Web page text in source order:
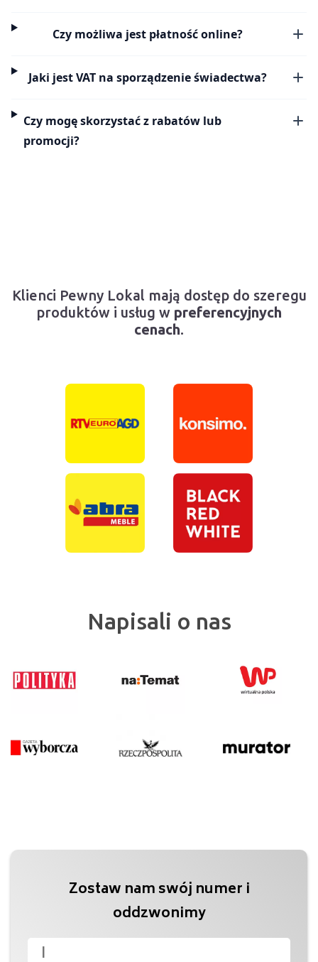
Czy możliwa jest płatność online?
Jaki jest VAT na sporządzenie świadectwa?
Czy mogę skorzystać z rabatów lub
promocji?
Klienci Pewny Lokal mają dostęp do szeregu
produktów i usług w preferencyjnych
cenach.
Napisali o nas
Zostaw nam swój numer i
oddzwonimy